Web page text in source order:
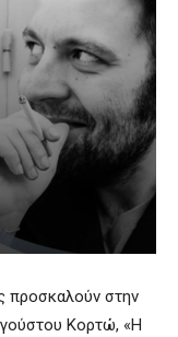
προσκαλούν στην
Κορτώ, «Η